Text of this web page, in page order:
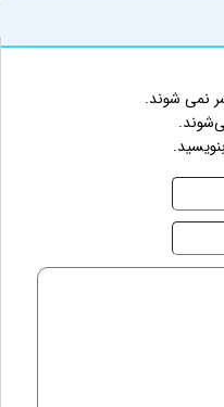
نمی شوند.